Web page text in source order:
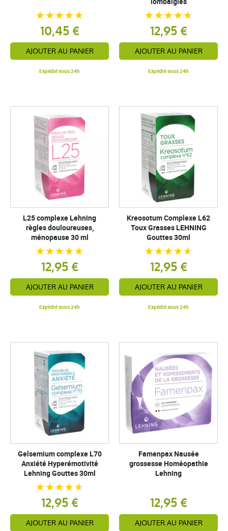
10,45 €
AJOUTER AU PANIER
Expédié sous 24h
12,95 €
AJOUTER AU PANIER
Expédié sous 24h
L25 complexe Lehning
règles douloureuses,
ménopause 30 ml
12,95 €
AJOUTER AU PANIER
Expédié sous 24h
Kreosotum Complexe L62
Toux Grasses LEHNING
Gouttes 30ml
12,95 €
AJOUTER AU PANIER
Expédié sous 24h
Gelsemium complexe L70
Anxiété Hyperémotivité
Lehning Gouttes 30ml
12,95 €
AJOUTER AU PANIER
Famenpax Nausée
grossesse Homéopathie
Lehning
12,95 €
AJOUTER AU PANIER